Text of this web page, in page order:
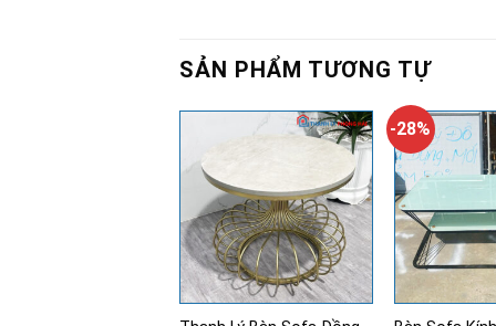
SẢN PHẨM TƯƠNG TỰ
-28%